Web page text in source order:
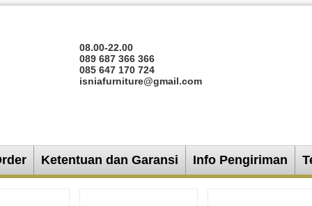
08.00-22.00
089 687 366 366
085 647 170 724
isniafurniture@gmail.com
Ketentuan dan Garansi Info Pengiriman